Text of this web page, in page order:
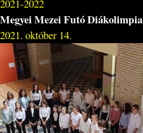
2021-2022
Megyei Mezei Futó Diákolimpia
2021. október 14.